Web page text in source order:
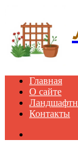
Главная
О сайте
Контакты